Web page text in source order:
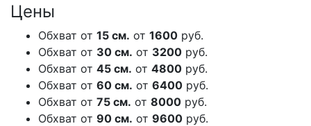
Цены
Обхват от 15 см. от 1600 руб.
Обхват от 30 см. от 3200 руб.
Обхват от 45 см. от 4800 руб.
Обхват от 60 см. от 6400 руб.
Обхват от 75 см. от 8000 руб.
Обхват от 90 см. от 9600 руб.